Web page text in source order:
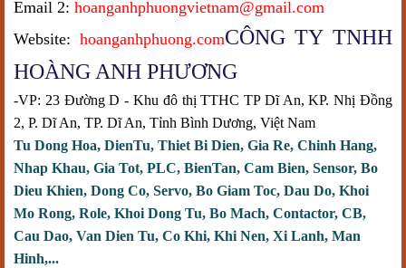
Email 2: hoanganhphuongvietnam@gmail.com
Website: hoanganhphuong.comCÔNG TY TNHH
HOÀNG ANH PHƯƠNG
-VP: 23 Đường D - Khu đô thị TTHC TP Dĩ An, KP. Nhị Đồng
2, P. Dĩ An, TP. Dĩ An, Tỉnh Bình Dương, Việt Nam
Tu Dong Hoa, DienTu, Thiet Bi Dien, Gia Re, Chinh Hang,
Nhap Khau, Gia Tot, PLC, BienTan, Cam Bien, Sensor, Bo
Dieu Khien, Dong Co, Servo, Bo Giam Toc, Dau Do, Khoi
Mo Rong, Role, Khoi Dong Tu, Bo Mach, Contactor, CB,
Cau Dao, Van Dien Tu, Co Khi, Khi Nen, Xi Lanh, Man
Hinh,...